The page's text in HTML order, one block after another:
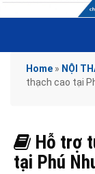
Home » NỘI
thạch cao tại
Hỗ trợ
tại Phú